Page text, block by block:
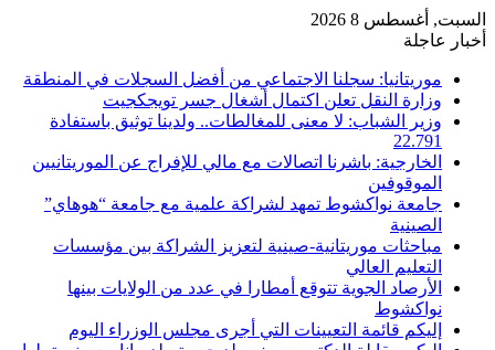
السبت, أغسطس 8 2026
أخبار عاجلة
موريتانيا: سجلنا الاجتماعي من أفضل السجلات في المنطقة
وزارة النقل تعلن اكتمال أشغال جسر تويجكجيت
وزير الشباب: لا معنى للمغالطات.. ولدينا توثيق باستفادة
22.791
الخارجية: باشرنا اتصالات مع مالي للإفراج عن الموريتانيين
الموقوفين
جامعة نواكشوط تمهد لشراكة علمية مع جامعة “هوهاي”
الصينية
مباحثات موريتانية-صينية لتعزيز الشراكة بين مؤسسات
التعليم العالي
الأرصاد الجوية تتوقع أمطارا في عدد من الولايات بينها
نواكشوط
إليكم قائمة التعيينات التي أجرى مجلس الوزراء اليوم